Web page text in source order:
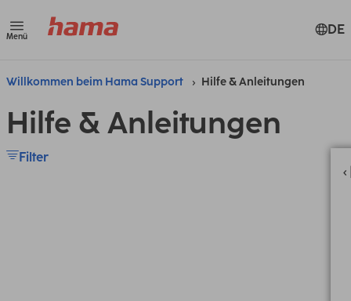
Menü DE
Willkommen beim Hama Support Hilfe & Anleitungen
Hilfe & Anleitungen
Filter